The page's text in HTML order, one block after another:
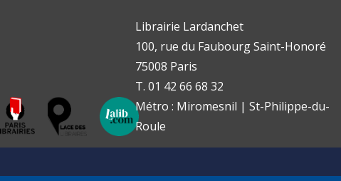
Librairie Lardanchet
100, rue du Faubourg Saint-Honoré
75008 Paris
T. 01 42 66 68 32
Métro : Miromesnil | St-Philippe-du-
Roule